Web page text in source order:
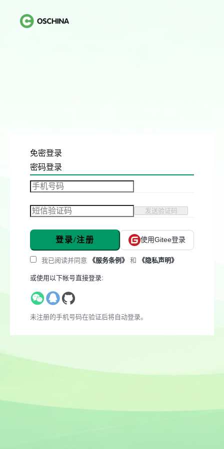
免密登录
密码登录
发送验证码
登录/注册 使用Gitee登录
我已阅读并同意 《服务条例》 和 《隐私声明》
或使用以下帐号直接登录:
未注册的手机号码在验证后将自动登录。